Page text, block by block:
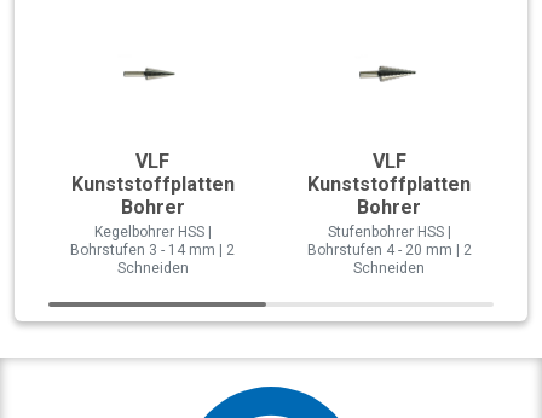
VLF
Kunststoffplatten
Bohrer
Kegelbohrer HSS |
Bohrstufen 3 - 14 mm | 2
Schneiden
VLF
Kunststoffplatten
Bohrer
Stufenbohrer HSS |
Bohrstufen 4 - 20 mm | 2
Schneiden